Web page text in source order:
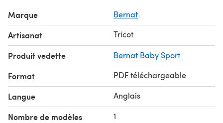
Marque Bernat
Artisanat Tricot
Produit vedette Bernat Baby Sport
Format PDF téléchargeable
Langue Anglais
Nombre de modèles 1